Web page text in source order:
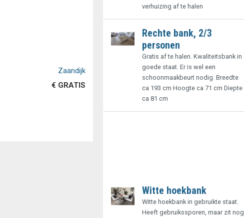
Zaandijk
€ GRATIS
verhuizing af te halen
Rechte bank, 2/3
personen
Gratis af te halen. Kwaliteitsbank in
goede staat. Er is wel een
schoonmaakbeurt nodig. Breedte
ca 193 cm Hoogte ca 71 cm Diepte
ca 81 cm
Witte hoekbank
Witte hoekbank in gebruikte staat.
Heeft gebruikssporen, maar zit nog